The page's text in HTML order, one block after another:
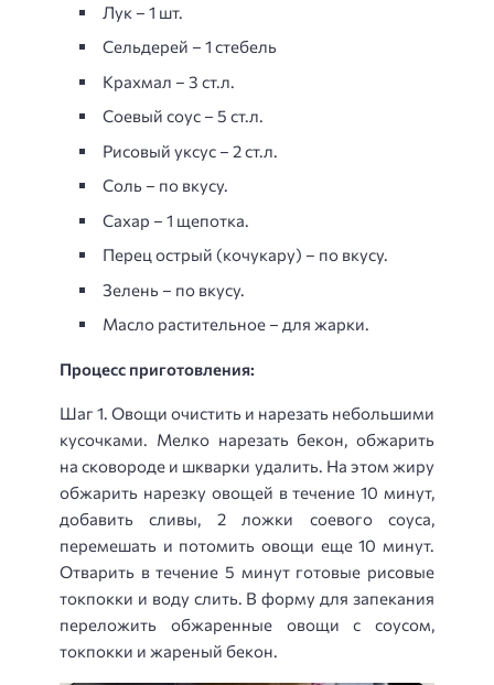
Лук – 1 шт.
Сельдерей – 1 стебель
Крахмал – 3 ст.л.
Соевый соус – 5 ст.л.
Рисовый уксус – 2 ст.л.
Соль – по вкусу.
Сахар – 1 щепотка.
Перец острый (кочукару) – по вкусу.
Зелень – по вкусу.
Масло растительное – для жарки.
Процесс приготовления:
Шаг 1. Овощи очистить и нарезать небольшими
кусочками. Мелко нарезать бекон, обжарить
на сковороде и шкварки удалить. На этом жиру
обжарить нарезку овощей в течение 10 минут,
добавить сливы, 2 ложки соевого соуса,
перемешать и потомить овощи еще 10 минут.
Отварить в течение 5 минут готовые рисовые
токпокки и воду слить. В форму для запекания
переложить обжаренные овощи с соусом,
токпокки и жареный бекон.